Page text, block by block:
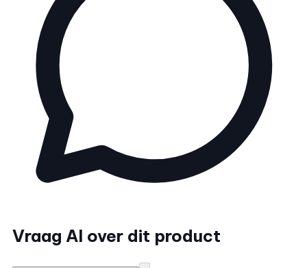
Vraag AI over dit product